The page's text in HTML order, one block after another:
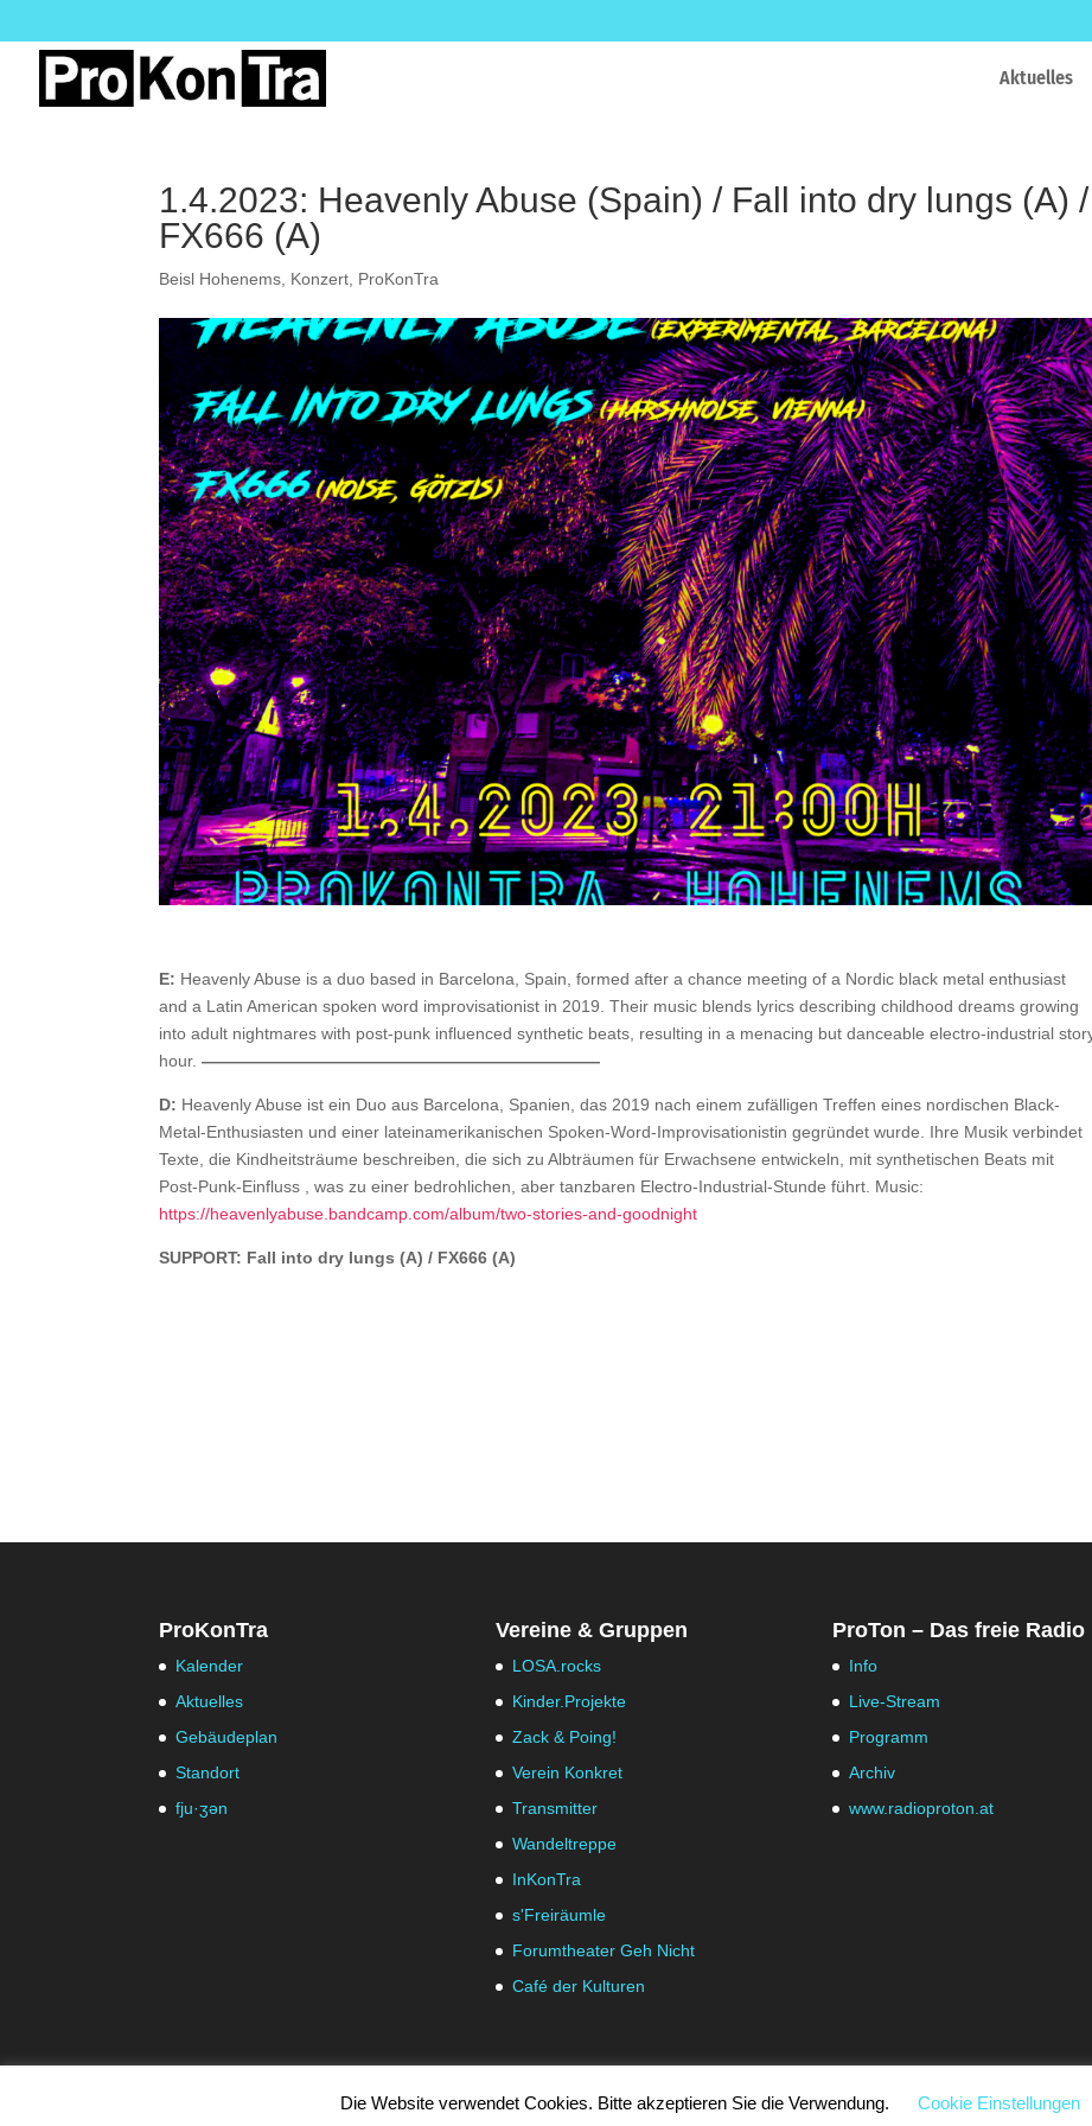
Aktuelles
1.4.2023: Heavenly Abuse (Spain) / Fall into dry lungs (A) /
FX666 (A)
Beisl Hohenems Konzert ProKonTra
E: Heavenly Abuse is a duo based in Barcelona, Spain, formed after a chance meeting of a Nordic black metal enthusiast
and a Latin American spoken word improvisationist in 2019. Their music blends lyrics describing childhood dreams growing
into adult nightmares with post-punk influenced synthetic beats, resulting in a menacing but danceable electro-industrial
hour.————————————————————————
D: Heavenly Abuse ist ein Duo aus Barcelona, Spanien, das 2019 nach einem zufälligen Treffen eines nordischen Black-
Metal-Enthusiasten und einer lateinamerikanischen Spoken-Word-Improvisationistin gegründet wurde. Ihre Musik verbindet
Texte, die Kindheitsträume beschreiben, die sich zu Albträumen für Erwachsene entwickeln, mit synthetischen Beats mit
Post-Punk-Einfluss , was zu einer bedrohlichen, aber tanzbaren Electro-Industrial-Stunde führt. Music:
https://heavenlyabuse.bandcamp.com/album/two-stories-and-goodnight
SUPPORT: Fall into dry lungs (A) / FX666 (A)
ProKonTra
Kalender
Aktuelles
Gebäudeplan
Standort
fju·ʒən
Vereine & Gruppen
LOSA.rocks
Kinder.Projekte
Zack & Poing!
Verein Konkret
Transmitter
Wandeltreppe
InKonTra
s'Freiräumle
Forumtheater Geh Nicht
Café der Kulturen
ProTon – Das freie Radio
Info
Live-Stream
Programm
Archiv
www.radioproton.at
Impressum|Datenschutz |Cookie Einstellungen
Die Website verwendet Cookies. Bitte akzeptieren Sie die Verwendung. Cookie Einstellungen